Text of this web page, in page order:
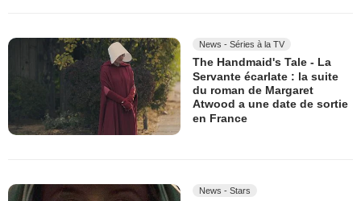
News - Séries à la TV
The Handmaid's Tale - La
Servante écarlate : la suite
du roman de Margaret
Atwood a une date de sortie
en France
News - Stars